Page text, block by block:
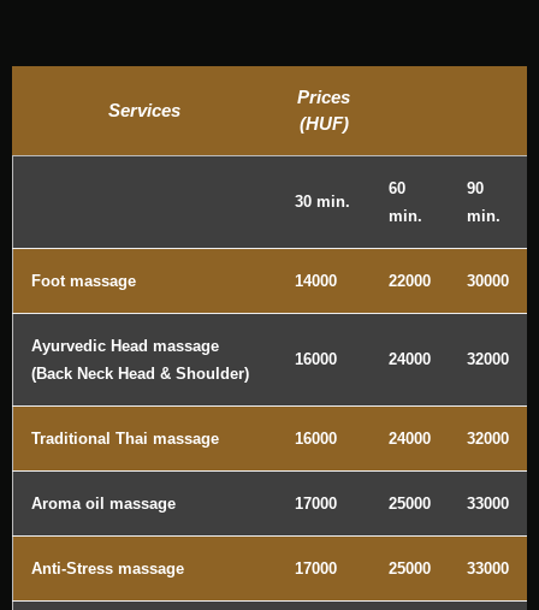
Services
Prices
(HUF)
30 min.
60
min.
90
min.
Foot massage 14000 22000 30000
Ayurvedic Head massage
(Back Neck Head & Shoulder)
16000 24000 32000
Traditional Thai massage 16000 24000 32000
Aroma oil massage 17000 25000 33000
Anti-Stress massage 17000 25000 33000